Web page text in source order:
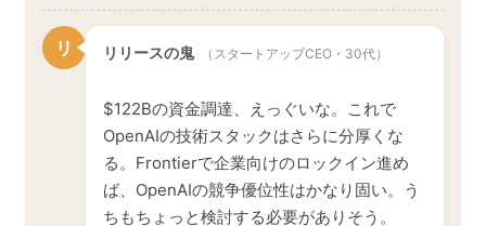
リ リリースの鬼 （スタートアップCEO・30代）
$122Bの資金調達、えっぐいな。これで
OpenAIの技術スタックはさらに分厚くな
る。Frontierで企業向けのロックイン進め
ば、OpenAIの競争優位性はかなり固い。う
ちもちょっと検討する必要がありそう。